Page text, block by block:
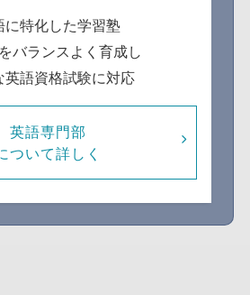
に特化した学習塾
バランスよく育成し
英語資格試験に対応
英語専門部
ついて詳しく